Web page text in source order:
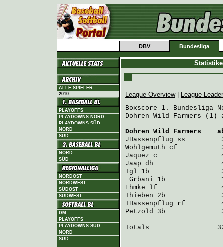
DBV Bundesliga
ALLE SPIELER
2010
PLAYOFFS
PLAYDOWNS NORD
PLAYDOWNS SÜD
NORD
SÜD
NORD
SÜD
NORDOST
NORDWEST
SÜDOST
SÜDWEST
DM
PLAYOFFS
PLAYDOWNS SÜD
NORD
SÜD
League Overview|
League
Boxscore 1. Bundesliga
Dohren Wild Farmers (1)
Dohren Wild Farmers
JHassenpflug ss         3
Wohlgemuth cf           3
Jaquez c                4
Jaap dh                 4
Igl 1b                  3
Grbani 1b              1
Ehmke lf                4
Thieben 2b              3
THassenpflug rf         4
Petzold 3b              3
Totals                 32